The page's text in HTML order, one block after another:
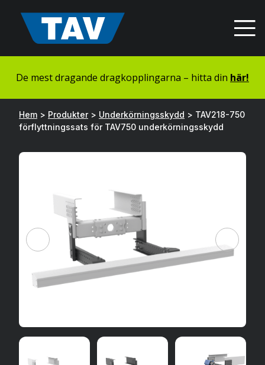
sisältöön
De mest dragande dragkopplingarna – hitta din här!
Hem > Produkter> Underkörningsskydd > TAV218-750
förflyttningssats för TAV750 underkörningsskydd